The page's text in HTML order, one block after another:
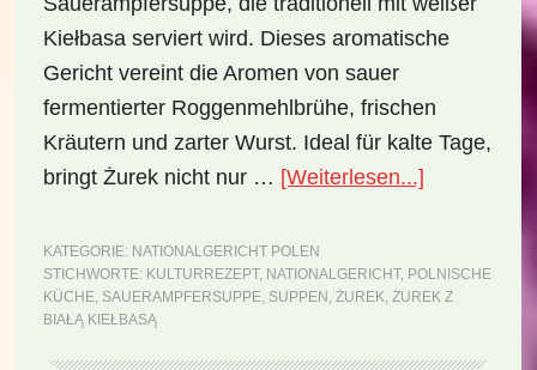
Kiełbasa serviert wird. Dieses aromatische
Gericht vereint die Aromen von sauer
fermentierter Roggenmehlbrühe, frischen
Kräutern und zarter Wurst. Ideal für kalte Tage,
bringt Żurek nicht nur … [Weiterlesen...]
z
KATEGORIE: NATIONALGERICHT POLEN
STICHWORTE: KULTURREZEPT, NATIONALGERICHT, POLNISCHE
KÜCHE, SAUERAMPFERSUPPE, SUPPEN , ŻUREK, ŻUREK Z
BIAŁĄ KIEŁBASĄ